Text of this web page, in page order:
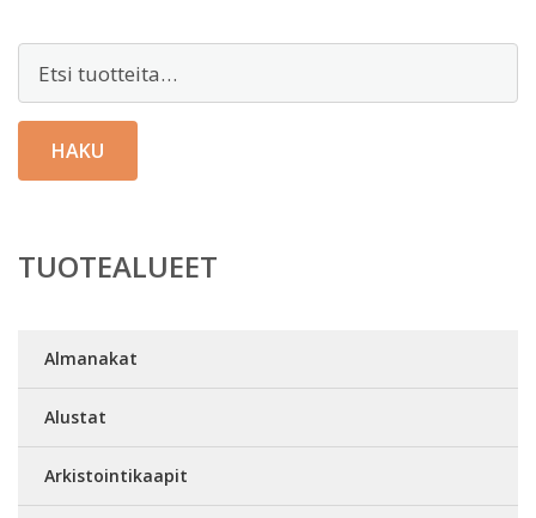
HAKU
TUOTEALUEET
Almanakat
Alustat
Arkistointikaapit